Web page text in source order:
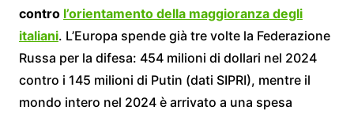
contro l’orientamento della maggioranza degli
italiani. L’Europa spende già tre volte la Federazione
Russa per la difesa: 454 milioni di dollari nel 2024
contro i 145 milioni di Putin (dati SIPRI), mentre il
mondo intero nel 2024 è arrivato a una spesa